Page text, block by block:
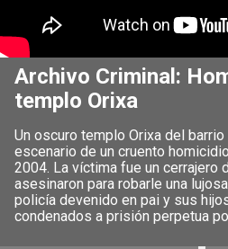
Archivo Criminal:
templo Orixa
Un oscuro templo Orixa del
escenario de un cruento
2004. La víctima fue un cerrajero
asesinaron para robarle una
policía devenido en pai y sus
condenados a prisión perpetua